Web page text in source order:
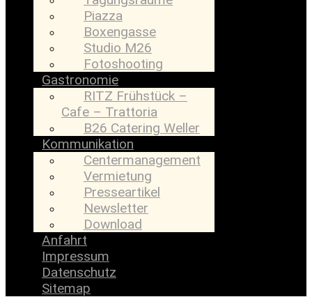
Piazza
Boxengasse
Studio M26
Fotoshooting
Gastronomie
RITZ Frühstück –
Cafe – Trattoria
B26 Catering Weller
Kommunikation
Centermanagement
Vermietung
Presseartikel
Newsletter
Download
Anfahrt
Impressum
Datenschutz
Sitemap